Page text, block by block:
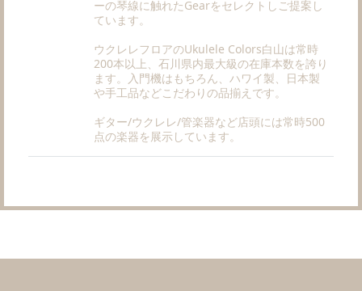
ーの琴線に触れたGearをセレクトしご提案し
ています。
ウクレレフロアのUkulele Colors白山は常時
200本以上、石川県内最大級の在庫本数を誇り
ます。入門機はもちろん、ハワイ製、日本製
や手工品などこだわりの品揃えです。
ギター/ウクレレ/管楽器など店頭には常時500
点の楽器を展示しています。